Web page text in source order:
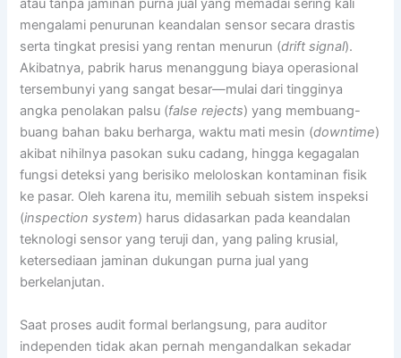
atau tanpa jaminan purna jual yang memadai sering kali
mengalami penurunan keandalan sensor secara drastis
serta tingkat presisi yang rentan menurun (drift signal).
Akibatnya, pabrik harus menanggung biaya operasional
tersembunyi yang sangat besar—mulai dari tingginya
angka penolakan palsu (false rejects) yang membuang-
buang bahan baku berharga, waktu mati mesin (downtime)
akibat nihilnya pasokan suku cadang, hingga kegagalan
fungsi deteksi yang berisiko meloloskan kontaminan fisik
ke pasar. Oleh karena itu, memilih sebuah sistem inspeksi
(inspection system) harus didasarkan pada keandalan
teknologi sensor yang teruji dan, yang paling krusial,
ketersediaan jaminan dukungan purna jual yang
berkelanjutan.
Saat proses audit formal berlangsung, para auditor
independen tidak akan pernah mengandalkan sekadar